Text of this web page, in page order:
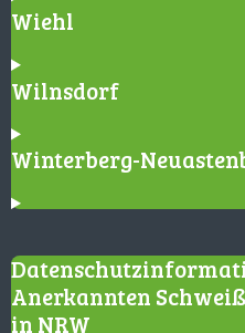
Wiehl
Wilnsdorf
Winterberg-
Anerkannten
in NRW